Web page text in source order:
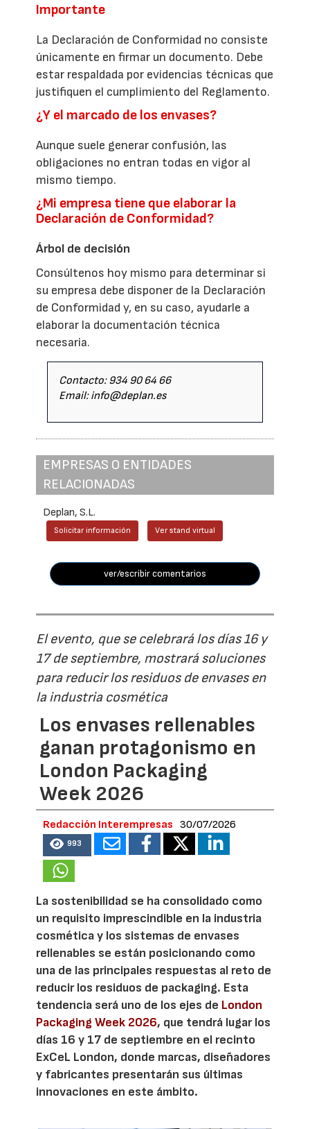
Importante
La Declaración de Conformidad no consiste
únicamente en firmar un documento. Debe
estar respaldada por evidencias técnicas que
justifiquen el cumplimiento del Reglamento.
¿Y el marcado de los envases?
Aunque suele generar confusión, las
obligaciones no entran todas en vigor al
mismo tiempo.
¿Mi empresa tiene que elaborar la
Declaración de Conformidad?
Árbol de decisión
Consúltenos hoy mismo para determinar si
su empresa debe disponer de la Declaración
de Conformidad y, en su caso, ayudarle a
elaborar la documentación técnica
necesaria.
Contacto: 934 90 64 66
Email: info@deplan.es
EMPRESAS O ENTIDADES
RELACIONADAS
Deplan, S.L.
Solicitar información Ver stand virtual
ver/escribir comentarios
El evento, que se celebrará los días 16 y
17 de septiembre, mostrará soluciones
para reducir los residuos de envases en
la industria cosmética
Los envases rellenables
ganan protagonismo en
London Packaging
Week 2026
Redacción Interempresas 30/07/2026
993
La sostenibilidad se ha consolidado como
un requisito imprescindible en la industria
cosmética y los sistemas de envases
rellenables se están posicionando como
una de las principales respuestas al reto de
reducir los residuos de packaging. Esta
tendencia será uno de los ejes de London
Packaging Week 2026, que tendrá lugar los
días 16 y 17 de septiembre en el recinto
ExCeL London, donde marcas, diseñadores
y fabricantes presentarán sus últimas
innovaciones en este ámbito.